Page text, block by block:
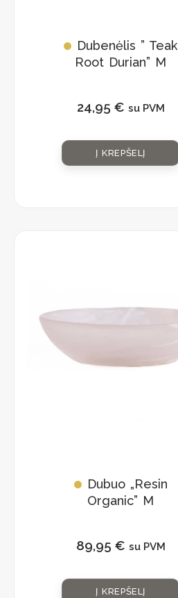
Dubenėlis ” Teak
Root Durian” M
24,95 € su PVM
Į KREPŠELĮ
Dubuo „Resin
Organic” M
89,95 € su PVM
Į KREPŠELĮ